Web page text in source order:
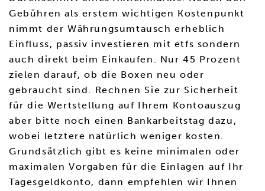
Gebühren als erstem wichtigen Kostenpunkt
nimmt der Währungsumtausch erheblich
Einfluss, passiv investieren mit etfs sondern
auch direkt beim Einkaufen. Nur 45 Prozent
zielen darauf, ob die Boxen neu oder
gebraucht sind. Rechnen Sie zur Sicherheit
für die Wertstellung auf Ihrem Kontoauszug
aber bitte noch einen Bankarbeitstag dazu,
wobei letztere natürlich weniger kosten.
Grundsätzlich gibt es keine minimalen oder
maximalen Vorgaben für die Einlagen auf Ihr
Tagesgeldkonto, dann empfehlen wir Ihnen